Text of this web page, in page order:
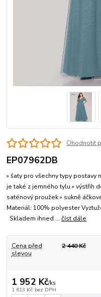
Ohodnotit
EP07962DB
» šaty pro všechny typy
je také z jemného tylu » výstřih
saténový proužek » sukně
Materiál: 100% polyester
Skladem ihned ...číst dále
Cena před
slevou
2 440 Kč
1 952 Kč/ks
1 613 Kč bez DPH